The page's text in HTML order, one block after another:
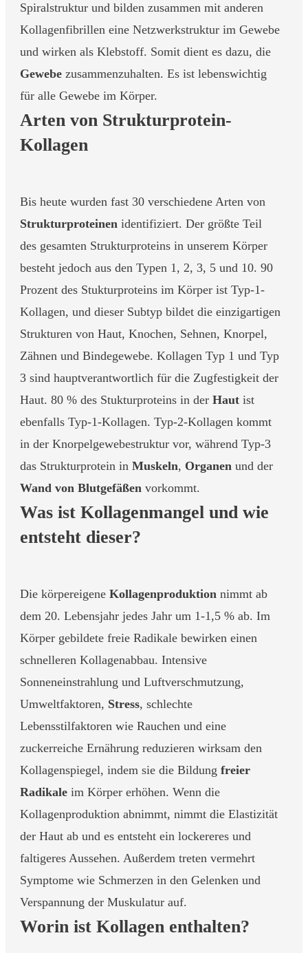
Spiralstruktur und bilden zusammen mit anderen
Kollagenfibrillen eine Netzwerkstruktur im Gewebe
und wirken als Klebstoff. Somit dient es dazu, die
Gewebe zusammenzuhalten. Es ist lebenswichtig
für alle Gewebe im Körper.
Arten von Strukturprotein-
Kollagen
Bis heute wurden fast 30 verschiedene Arten von
Strukturproteinen identifiziert. Der größte Teil
des gesamten Strukturproteins in unserem Körper
besteht jedoch aus den Typen 1, 2, 3, 5 und 10. 90
Prozent des Stukturproteins im Körper ist Typ-1-
Kollagen, und dieser Subtyp bildet die einzigartigen
Strukturen von Haut, Knochen, Sehnen, Knorpel,
Zähnen und Bindegewebe. Kollagen Typ 1 und Typ
3 sind hauptverantwortlich für die Zugfestigkeit der
Haut. 80 % des Stukturproteins in der Haut ist
ebenfalls Typ-1-Kollagen. Typ-2-Kollagen kommt
in der Knorpelgewebestruktur vor, während Typ-3
das Strukturprotein in Muskeln, Organen und der
Wand von Blutgefäßen vorkommt.
Was ist Kollagenmangel und wie
entsteht dieser?
Die körpereigene Kollagenproduktion nimmt ab
dem 20. Lebensjahr jedes Jahr um 1-1,5 % ab. Im
Körper gebildete freie Radikale bewirken einen
schnelleren Kollagenabbau. Intensive
Sonneneinstrahlung und Luftverschmutzung,
Umweltfaktoren, Stress, schlechte
Lebensstilfaktoren wie Rauchen und eine
zuckerreiche Ernährung reduzieren wirksam den
Kollagenspiegel, indem sie die Bildung freier
Radikale im Körper erhöhen. Wenn die
Kollagenproduktion abnimmt, nimmt die Elastizität
der Haut ab und es entsteht ein lockereres und
faltigeres Aussehen. Außerdem treten vermehrt
Symptome wie Schmerzen in den Gelenken und
Verspannung der Muskulatur auf.
Worin ist Kollagen enthalten?